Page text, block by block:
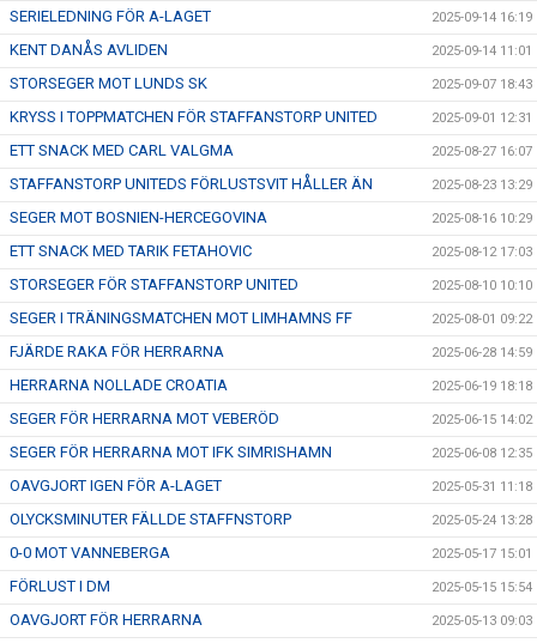
SERIELEDNING FÖR A-LAGET 2025-09-14 16:19
KENT DANÅS AVLIDEN 2025-09-14 11:01
STORSEGER MOT LUNDS SK 2025-09-07 18:43
KRYSS I TOPPMATCHEN FÖR STAFFANSTORP UNITED 2025-09-01 12:31
ETT SNACK MED CARL VALGMA 2025-08-27 16:07
STAFFANSTORP UNITEDS FÖRLUSTSVIT HÅLLER ÄN 2025-08-23 13:29
SEGER MOT BOSNIEN-HERCEGOVINA 2025-08-16 10:29
ETT SNACK MED TARIK FETAHOVIC 2025-08-12 17:03
STORSEGER FÖR STAFFANSTORP UNITED 2025-08-10 10:10
SEGER I TRÄNINGSMATCHEN MOT LIMHAMNS FF 2025-08-01 09:22
FJÄRDE RAKA FÖR HERRARNA 2025-06-28 14:59
HERRARNA NOLLADE CROATIA 2025-06-19 18:18
SEGER FÖR HERRARNA MOT VEBERÖD 2025-06-15 14:02
SEGER FÖR HERRARNA MOT IFK SIMRISHAMN 2025-06-08 12:35
OAVGJORT IGEN FÖR A-LAGET 2025-05-31 11:18
OLYCKSMINUTER FÄLLDE STAFFNSTORP 2025-05-24 13:28
0-0 MOT VANNEBERGA 2025-05-17 15:01
FÖRLUST I DM 2025-05-15 15:54
OAVGJORT FÖR HERRARNA 2025-05-13 09:03